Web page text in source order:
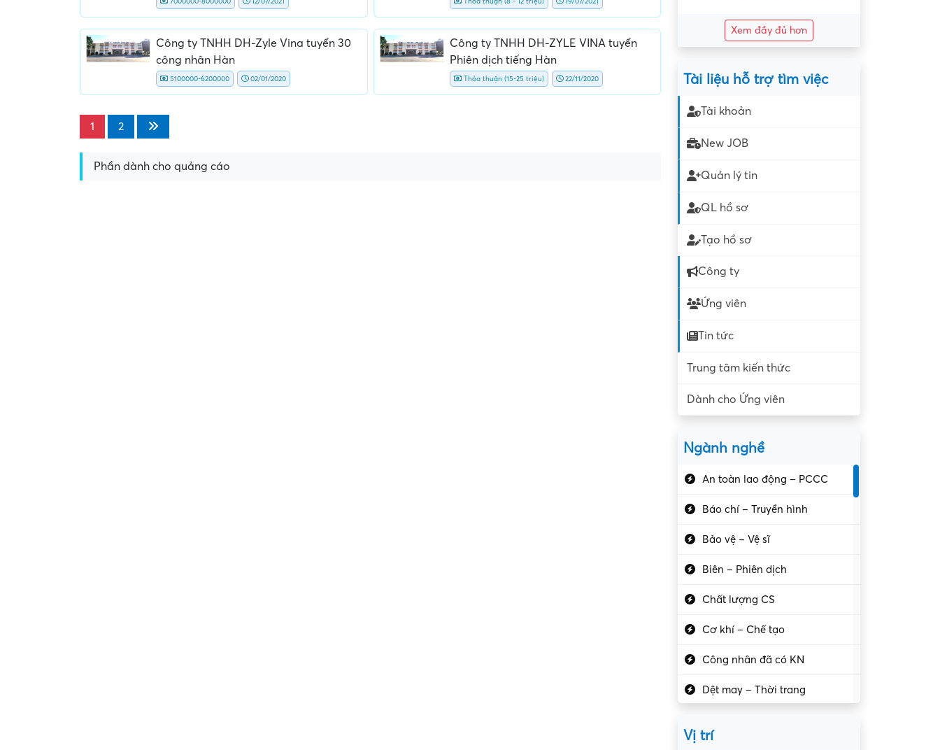
Công ty TNHH DH-Zyle Vina tuyển 30
công nhân Hàn
5100000-6200000 02/01/2020
Công ty TNHH DH-ZYLE VINA tuyển
Phiên dịch tiếng Hàn
Thỏa thuận (15-25 triệu) 22/11/2020
1 2
Phần dành cho quảng cáo
Xem đầy đủ hơn
Tài liệu hỗ trợ tìm việc
Tài khoản
New JOB
Quản lý tin
QL hồ sơ
Tạo hồ sơ
Công ty
Ứng viên
Tin tức
Trung tâm kiến thức
Dành cho Ứng viên
Ngành nghề
An toàn lao động – PCCC
Báo chí – Truyền hình
Bảo vệ – Vệ sĩ
Biên – Phiên dịch
Chất lượng CS
Cơ khí – Chế tạo
Công nhân đã có KN
Dệt may – Thời trang
Vị trí